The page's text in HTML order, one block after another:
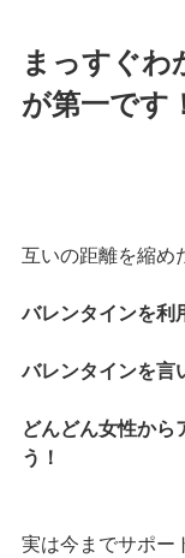
まっすぐわ
が第一です
互いの距離を縮め
バレンタインを利
バレンタインを言
どんどん女性から
う！
実は今までサポー